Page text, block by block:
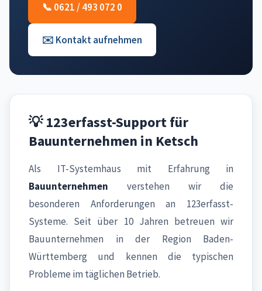
📞 0621 / 493 072 0
✉️ Kontakt aufnehmen
💡 123erfasst-Support für
Bauunternehmen in Ketsch
Als IT-Systemhaus mit Erfahrung in
Bauunternehmen verstehen wir die
besonderen Anforderungen an 123erfasst-
Systeme. Seit über 10 Jahren betreuen wir
Bauunternehmen in der Region Baden-
Württemberg und kennen die typischen
Probleme im täglichen Betrieb.